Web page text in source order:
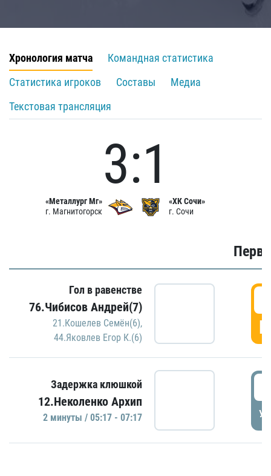
Хронология матча
Командная статистика
Статистика игроков
Составы
Медиа
Текстовая трансляция
«Металлург Мг»
г. Магнитогорск
3:1
«ХК Сочи»
г. Сочи
Гол в равенстве
76.Чибисов Андрей(7)
21.Кошелев Семён(6),
44.Яковлев Егор К.(6)
Задержка клюшкой
12.Неколенко Архип
2 минуты / 05:17 - 07:17